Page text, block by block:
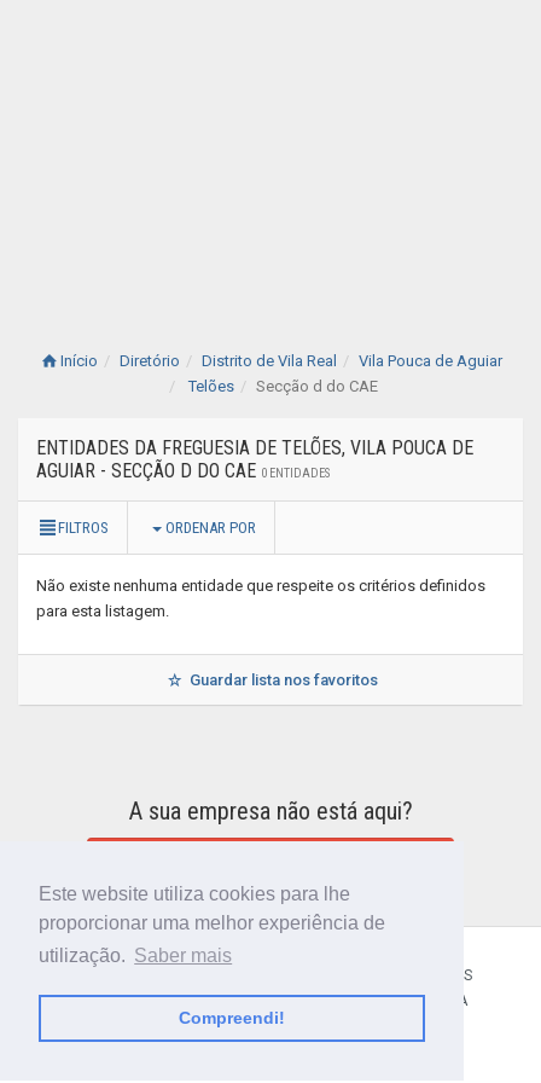
Este website utiliza cookies para lhe
proporcionar uma melhor experiência de
utilização. Saber mais
Compreendi!
Início Diretório Distrito de Vila Real
Vila Pouca de Aguiar
Telões
Secção d do CAE
ENTIDADES DA FREGUESIA DE TELÕES, VILA POUCA DE
AGUIAR - SECÇÃO D DO CAE 0 ENTIDADES
FILTROS ORDENAR POR
Não existe nenhuma entidade que respeite os critérios definidos
para esta listagem.
Guardar lista nos favoritos
A sua empresa não está aqui?
TERMOS E CONDIÇÕES
POLÍTICA DE PRIVACIDADE
CONTACTOS AJUDA